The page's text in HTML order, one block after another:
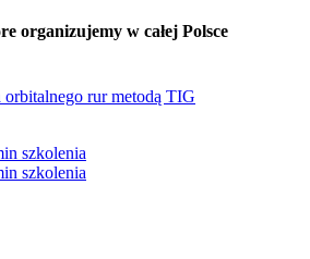
organizujemy w całej Polsce
orbitalnego rur metodą TIG
szkolenia
szkolenia